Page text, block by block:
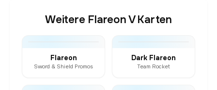
Weitere Flareon V Karten
Flareon
Sword & Shield Promos
Dark Flareon
Team Rocket